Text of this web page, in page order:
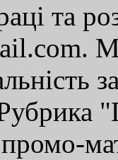
та